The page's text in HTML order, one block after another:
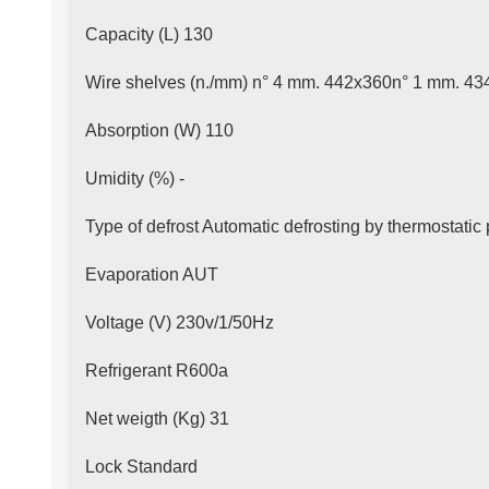
Capacity (L) 130
Wire shelves (n./mm) n° 4 mm. 442x360n° 1 mm.
Absorption (W) 110
Umidity (%) -
Type of defrost Automatic defrosting by thermostatic
Evaporation AUT
Voltage (V) 230v/1/50Hz
Refrigerant R600a
Net weigth (Kg) 31
Lock Standard